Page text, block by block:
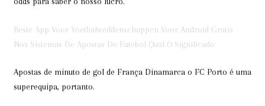
Beste App Voor Voetbalweddenschappen Voor Android Gratis
Nos Sistemas De Apostas De Futebol Qual O Significado
Apostas de minuto de gol de França Dinamarca o FC Porto é uma
superequipa, portanto.